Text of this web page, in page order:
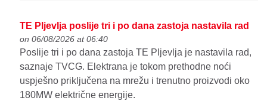
TE Pljevlja poslije tri i po dana zastoja nastavila rad
on 06/08/2026 at 06:40
Poslije tri i po dana zastoja TE Pljevlja je nastavila rad,
saznaje TVCG. Elektrana je tokom prethodne noći
uspješno priključena na mrežu i trenutno proizvodi oko
180MW električne energije.